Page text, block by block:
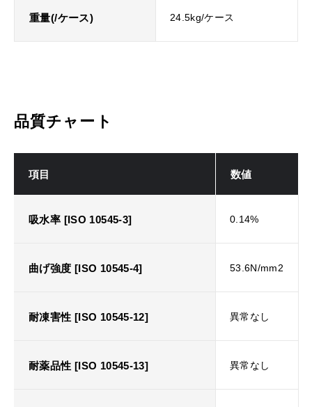
重量(/ケース) 24.5kg/ケース
品質チャート
項目 数値
吸水率 [ISO 10545-3] 0.14%
曲げ強度 [ISO 10545-4] 53.6N/mm2
耐凍害性 [ISO 10545-12] 異常なし
耐薬品性 [ISO 10545-13] 異常なし